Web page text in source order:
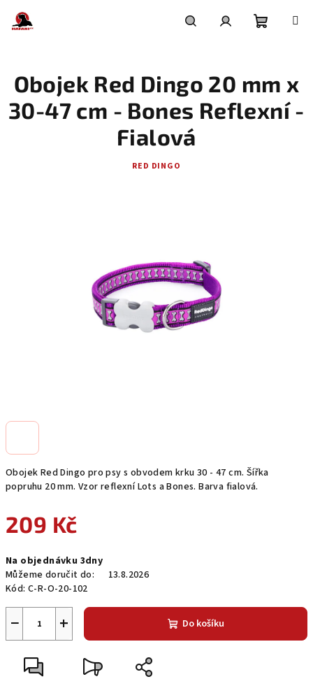
obsah
košík
Obojek Red Dingo pro psy s obvodem krku 30 - 47 cm. Šířka
popruhu 20 mm. Vzor reflexní Lots a Bones. Barva fialová.
209 Kč
cena:
Na objednávku 3dny
Můžeme doručit do:
13.8.2026
Kód: C-R-O-20-102
+
− Do košíku
Obojek Red Dingo 20 mm x
30-47 cm - Bones Reflexní -
Fialová
RED DINGO